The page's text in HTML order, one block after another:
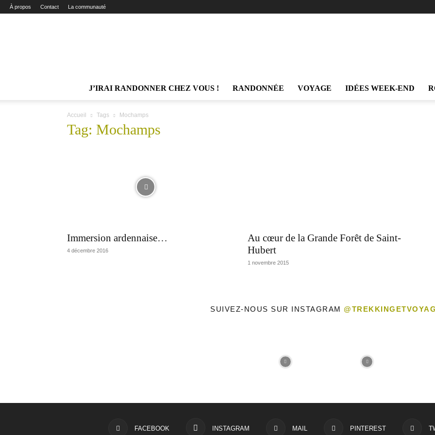
À propos Contact La communauté
J’IRAI RANDONNER CHEZ VOUS ! RANDONNÉE VOYAGE IDÉES WEEK-END
Accueil Tags Mochamps
Tag: Mochamps
Immersion ardennaise…
4 décembre 2016
Au cœur de la Grande Forêt de Saint-
Hubert
1 novembre 2015
SUIVEZ-NOUS SUR INSTAGRAM
FACEBOOK INSTAGRAM MAIL PINTEREST